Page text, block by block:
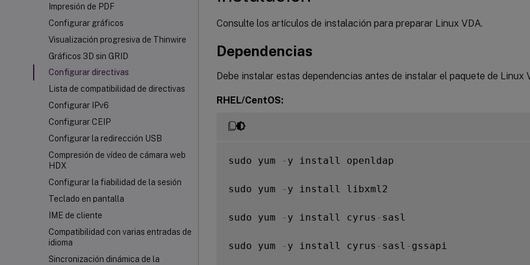
Impresión de PDF
Configurar gráficos
Visualización progresiva de Thinwire
Gráficos 3D sin GRID
Configurar directivas
Lista de compatibilidad de directivas
Configurar IPv6
Configurar CEIP
Configurar la redirección USB
Compresión de vídeo de cámara web
HDX
Configurar la fiabilidad de la sesión
Teclado en pantalla
IME de cliente
Compatibilidad con varias entradas de
idioma
Sincronización dinámica de la
Consulte los artículos de instalación para preparar Linux VDA.
Dependencias
Debe instalar estas dependencias antes de instalar el paquete de Linux
RHEL/CentOS:
sudo yum - y install openldap
sudo yum - y install libxml2
sudo yum - y install cyrus - sasl
sudo yum - y install cyrus - sasl - gssapi